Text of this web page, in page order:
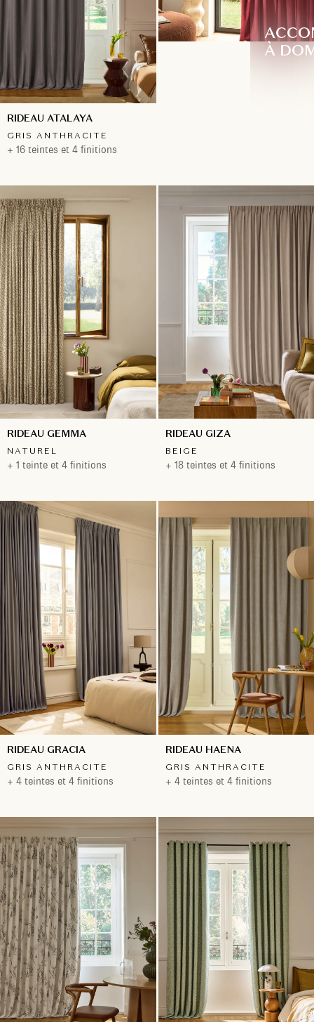
RIDEAU ATALAYA
GRIS ANTHRACITE
+ 16 teintes et 4 finitions
À
RIDEAU GEMMA
NATUREL
+ 1 teinte et 4 finitions
RIDEAU GIZA
BEIGE
+ 18 teintes et 4 finitions
RIDEAU GRACIA
GRIS ANTHRACITE
+ 4 teintes et 4 finitions
RIDEAU HAENA
GRIS ANTHRACITE
+ 4 teintes et 4 finitions